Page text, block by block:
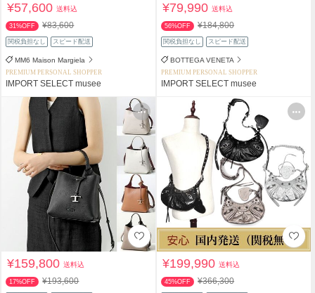
¥57,600送料込
31%OFF ¥83,600
関税負担なし スピード配送
MM6 Maison Margiela
PREMIUM PERSONAL SHOPPER
IMPORT SELECT musee
¥79,990送料込
56%OFF ¥184,800
関税負担なし スピード配送
BOTTEGA VENETA
PREMIUM PERSONAL SHOPPER
IMPORT SELECT musee
¥159,800送料込
17%OFF ¥193,600
¥199,990送料込
45%OFF ¥366,300